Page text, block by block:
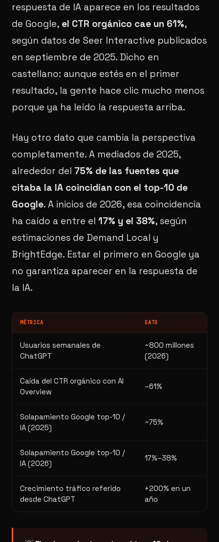
respuesta de IA aparece en los resultados
de Google, el CTR orgánico cae un 61%,
según datos de Seer Interactive publicados
en septiembre de 2025. Dicho en
castellano: aunque estés en el primer
resultado, la gente hace clic mucho menos
porque ya ha leído la respuesta arriba.
Hay otro dato que cambia la perspectiva
completamente. A mediados de 2025,
alrededor del 75% de las fuentes que
citaba la IA coincidían con el top-10 de
Google. A inicios de 2026, esa coincidencia
ha caído a entre el 17% y el 38%, según
estimaciones de Demand Local y
BrightEdge. Estar el primero en Google ya
no garantiza aparecer en la respuesta de
la IA.
MÉTRICA DATO
Usuarios semanales de
ChatGPT
~800 millones
(2026)
Caída del CTR orgánico con AI
Overview
–61%
Solapamiento Google top-10 /
IA (2025)
~75%
Solapamiento Google top-10 /
IA (2026)
17%–38%
Crecimiento tráfico referido
desde ChatGPT
+200% en un
año